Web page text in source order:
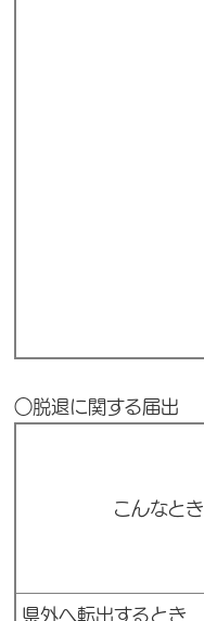
○脱退に関する届出
こんなとき
県外へ転出するとき